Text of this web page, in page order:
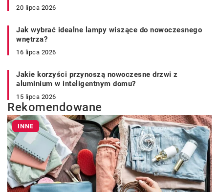
20 lipca 2026
Jak wybrać idealne lampy wiszące do nowoczesnego
wnętrza?
16 lipca 2026
Jakie korzyści przynoszą nowoczesne drzwi z
aluminium w inteligentnym domu?
15 lipca 2026
Rekomendowane
INNE